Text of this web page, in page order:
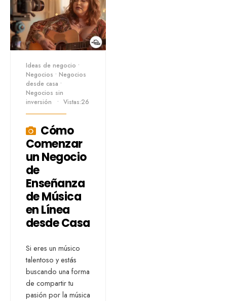
Ideas de negocio •
Negocios • Negocios
desde casa •
Negocios sin
inversión
• Vistas:26
Cómo
Comenzar
un Negocio
de
Enseñanza
de Música
en Línea
desde Casa
Si eres un músico
talentoso y estás
buscando una forma
de compartir tu
pasión por la música